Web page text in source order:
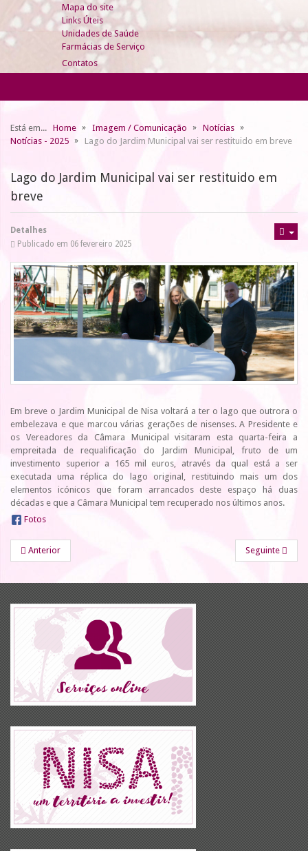
Mapa do site
Links Úteis
Unidades de Saúde
Farmácias de Serviço
Contatos
Está em... Home Imagem / Comunicação
Notícias
Notícias - 2025
Lago do Jardim Municipal vai ser restituido em breve
Lago do Jardim Municipal vai ser restituido em
breve
Detalhes
Publicado em 06 fevereiro 2025
Em breve o Jardim Municipal de Nisa voltará a ter o lago que outrora o
embelezava e que marcou várias gerações de nisenses. A Presidente e
os Vereadores da Câmara Municipal visitaram esta quarta-feira a
empreitada de requalificação do Jardim Municipal, fruto de um
investimento superior a 165 mil euros, através da qual está a ser
executada uma réplica do lago original, restituindo mais um dos
elementos icónicos que foram arrancados deste espaço há duas
décadas e que a Câmara Municipal tem recuperado nos últimos anos.
Fotos
Anterior Seguinte